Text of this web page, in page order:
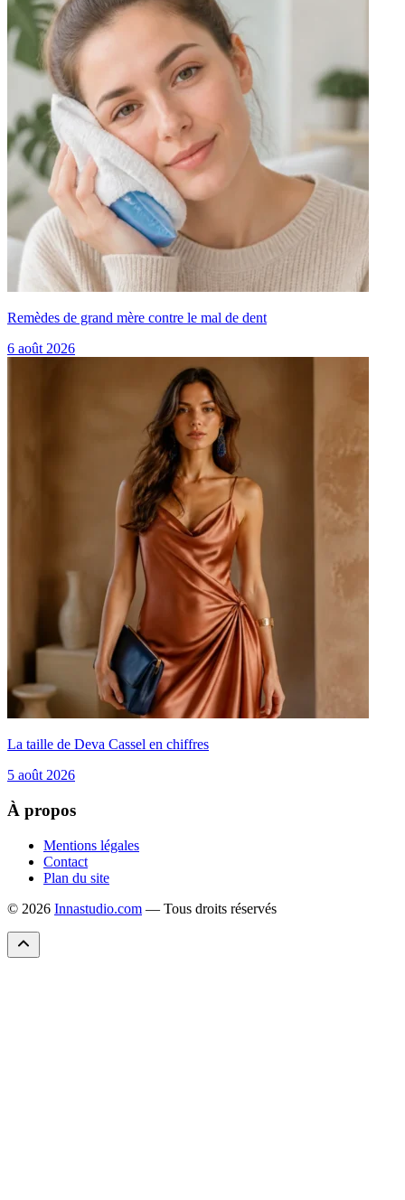
Remèdes de grand mère contre le mal de dent
6 août 2026
La taille de Deva Cassel en chiffres
5 août 2026
À propos
Mentions légales
Contact
Plan du site
© 2026 Innastudio.com — Tous droits réservés